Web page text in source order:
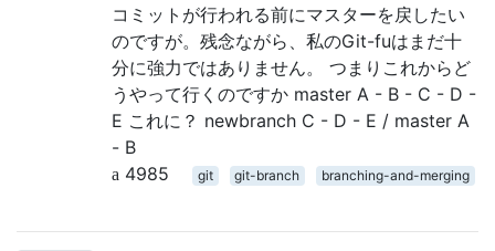
コミットが行われる前にマスターを戻したい
のですが。残念ながら、私のGit-fuはまだ十
分に強力ではありません。 つまりこれからど
うやって行くのですか master A - B - C - D -
E これに？ newbranch C - D - E / master A
- B
4985
git git-branch branching-and-merging